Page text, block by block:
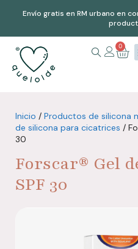
Envío gratis en RM urbano en
0
Inicio / Productos de silicona
de silicona para cicatrices /
30
Forscar® Gel
SPF 30